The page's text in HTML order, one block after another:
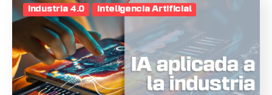
Industria 4.0 Inteligencia Artificial